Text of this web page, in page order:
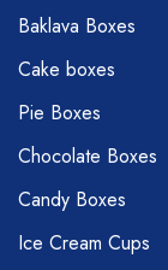
Baklava Boxes
Cake boxes
Pie Boxes
Chocolate Boxes
Candy Boxes
Ice Cream Cups